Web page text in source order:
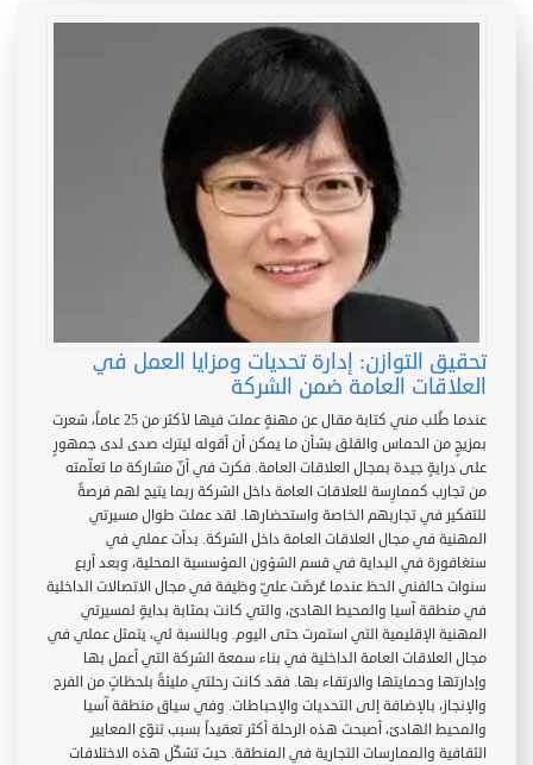
تحقيق التوازن: إدارة تحديات ومزايا العمل في
العلاقات العامة ضمن الشركة
عندما طُلب مني كتابة مقال عن مهنةٍ عملت فيها لأكثر من 25 عاماً، شعرت
بمزيجٍ من الحماس والقلق بشأن ما يمكن أن أقوله ليترك صدى لدى جمهورٍ
على درايةٍ جيدة بمجال العلاقات العامة. فكرت في أنّ مشاركة ما تعلّمته
من تجارب كممارِسة للعلاقات العامة داخل الشركة ربما يتيح لهم فرصةً
للتفكير في تجاربهم الخاصة واستحضارها. لقد عملت طوال مسيرتي
المهنية في مجال العلاقات العامة داخل الشركة. بدأت عملي في
سنغافورة في البداية في قسم الشؤون المؤسسية المحلية، وبعد أربع
سنوات حالفني الحظ عندما عُرضَت عليّ وظيفة في مجال الاتصالات الداخلية
في منطقة آسيا والمحيط الهادئ، والتي كانت بمثابة بدايةٍ لمسيرتي
المهنية الإقليمية التي استمرت حتى اليوم. وبالنسبة لي، يتمثل عملي في
مجال العلاقات العامة الداخلية في بناء سمعة الشركة التي أعمل بها
وإدارتها وحمايتها والارتقاء بها. فقد كانت رحلتي مليئةً بلحظاتٍ من الفرح
والإنجاز، بالإضافة إلى التحديات والإحباطات. وفي سياق منطقة آسيا
والمحيط الهادئ، أصبحت هذه الرحلة أكثر تعقيداً بسبب تنوّع المعايير
الثقافية والممارسات التجارية في المنطقة. حيث تشكّل هذه الاختلافات